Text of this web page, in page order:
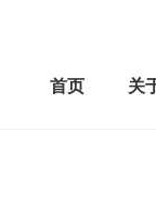
首页 关